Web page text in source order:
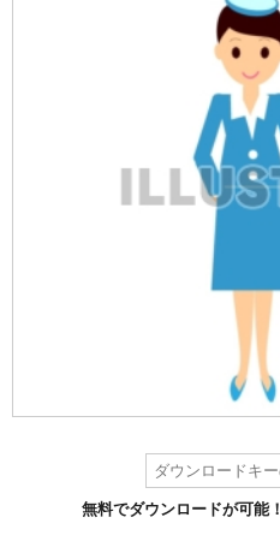
無料でダウンロードが可能！